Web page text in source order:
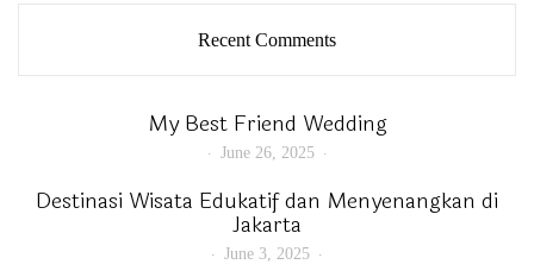
Recent Comments
My Best Friend Wedding
June 26, 2025
Destinasi Wisata Edukatif dan Menyenangkan di
Jakarta
June 3, 2025